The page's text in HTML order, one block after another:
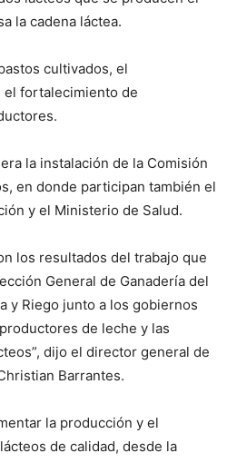
la cadena láctea.
cultivados, el
el fortalecimiento de
la instalación de la Comisión
en donde participan también el
y el Ministerio de Salud.
los resultados del trabajo que
General de Ganadería del
y Riego junto a los gobiernos
de leche y las
dijo el director general de
Barrantes.
la producción y el
de calidad, desde la